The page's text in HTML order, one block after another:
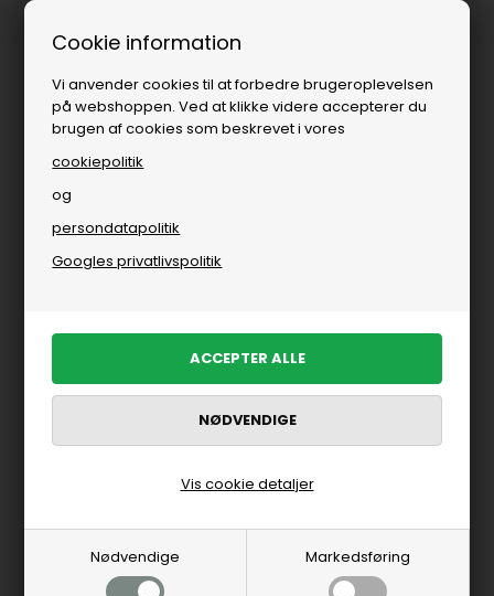
Cookie information
Vi anvender cookies til at forbedre brugeroplevelsen
på webshoppen. Ved at klikke videre accepterer du
brugen af cookies som beskrevet i vores
cookiepolitik
og
persondatapolitik
Googles privatlivspolitik
Nødvendige Markedsføring
Vis cookie detaljer